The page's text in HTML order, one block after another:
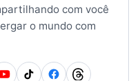
com você
o mundo com